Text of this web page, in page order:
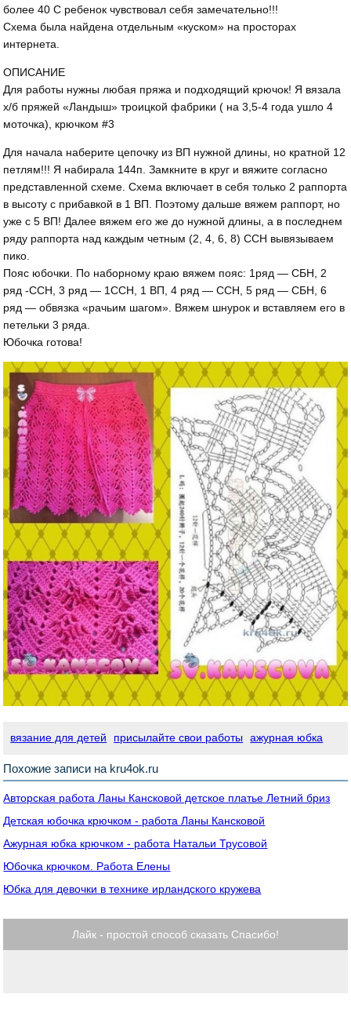
более 40 С ребенок чувствовал себя замечательно!!!
Схема была найдена отдельным «куском» на просторах
интернета.
ОПИСАНИЕ
Для работы нужны любая пряжа и подходящий крючок! Я вязала
х/б пряжей «Ландыш» троицкой фабрики ( на 3,5-4 года ушло 4
моточка), крючком #3
Для начала наберите цепочку из ВП нужной длины, но кратной 12
петлям!!! Я набирала 144п. Замкните в круг и вяжите согласно
представленной схеме. Схема включает в себя только 2 раппорта
в высоту с прибавкой в 1 ВП. Поэтому дальше вяжем раппорт, но
уже с 5 ВП! Далее вяжем его же до нужной длины, а в последнем
ряду раппорта над каждым четным (2, 4, 6, 8) ССН вывязываем
пико.
Пояс юбочки. По наборному краю вяжем пояс: 1ряд — СБН, 2
ряд -ССН, 3 ряд — 1ССН, 1 ВП, 4 ряд — ССН, 5 ряд — СБН, 6
ряд — обвязка «рачьим шагом». Вяжем шнурок и вставляем его в
петельки 3 ряда.
Юбочка готова!
вязание для детей присылайте свои работы ажурная юбка
Похожие записи на kru4ok.ru
Авторская работа Ланы Кансковой детское платье Летний бриз
Детская юбочка крючком - работа Ланы Кансковой
Ажурная юбка крючком - работа Натальи Трусовой
Юбочка крючком. Работа Елены
Юбка для девочки в технике ирландского кружева
Лайк - простой способ сказать Спасибо!